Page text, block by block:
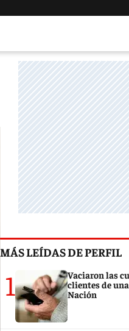
MÁS LEÍDAS DE PERFIL
1
Vaciaron las
clientes de
Nación